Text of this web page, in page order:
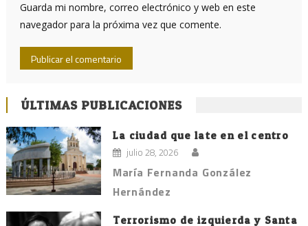
Guarda mi nombre, correo electrónico y web en este
navegador para la próxima vez que comente.
ÚLTIMAS PUBLICACIONES
La ciudad que late en el centro
julio 28, 2026
María Fernanda González
Hernández
Terrorismo de izquierda y Santa